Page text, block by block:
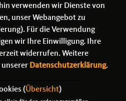
verwenden wir Dienste von
unser Webangebot zu
Für die Verwendung
wir Ihre Einwilligung. Ihre
widerrufen. Weitere
unserer Datenschutzerklärung.
(Übersicht)